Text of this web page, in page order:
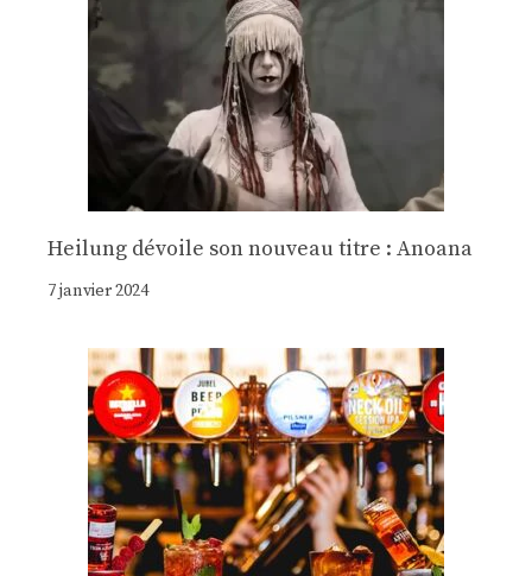
Heilung dévoile son nouveau titre : Anoana
7 janvier 2024